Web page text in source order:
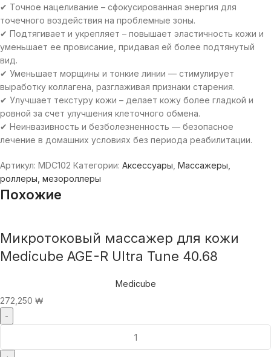
✔ Точное нацеливание – сфокусированная энергия для
точечного воздействия на проблемные зоны.
✔ Подтягивает и укрепляет – повышает эластичность кожи и
уменьшает ее провисание, придавая ей более подтянутый
вид.
✔ Уменьшает морщины и тонкие линии — стимулирует
выработку коллагена, разглаживая признаки старения.
✔ Улучшает текстуру кожи – делает кожу более гладкой и
ровной за счет улучшения клеточного обмена.
✔ Неинвазивность и безболезненность — безопасное
лечение в домашних условиях без периода реабилитации.
Артикул: MDC102 Категории: Аксессуары Массажеры,
роллеры, мезороллеры
Похожие
Микротоковый массажер для кожи
Medicube AGE-R Ultra Tune 40.68
Medicube
272,250 ₩